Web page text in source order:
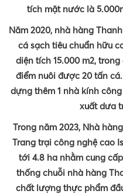
tích mặt nước là
Năm 2020, nhà hàng
cá sạch tiêu chuẩn hữu
diện tích 15.000 m2,
điểm nuôi được 20 tấn
dựng thêm 1 nhà kính
xuất dưa
Trong năm 2023, Nhà
Trang trại công nghệ cao
tới 4.8 ha nhằm cung
thống chuỗi nhà hàng
chất lượng thực phẩm